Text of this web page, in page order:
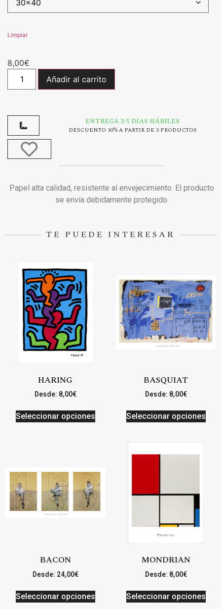
Limpiar
8,00€
Añadir al carrito
ENTREGA 2-5 DÍAS HÁBILES
DESCUENTO 10% A PARTIR DE 3 PRODUCTOS
Papel alta calidad, resistente al envejecimiento. El producto
se envía debidamente protegido.
TE PUEDE INTERESAR
HARING
Desde: 8,00€
Seleccionar opciones
BASQUIAT
Desde: 8,00€
Seleccionar opciones
BACON
Desde: 24,00€
Seleccionar opciones
MONDRIAN
Desde: 8,00€
Seleccionar opciones